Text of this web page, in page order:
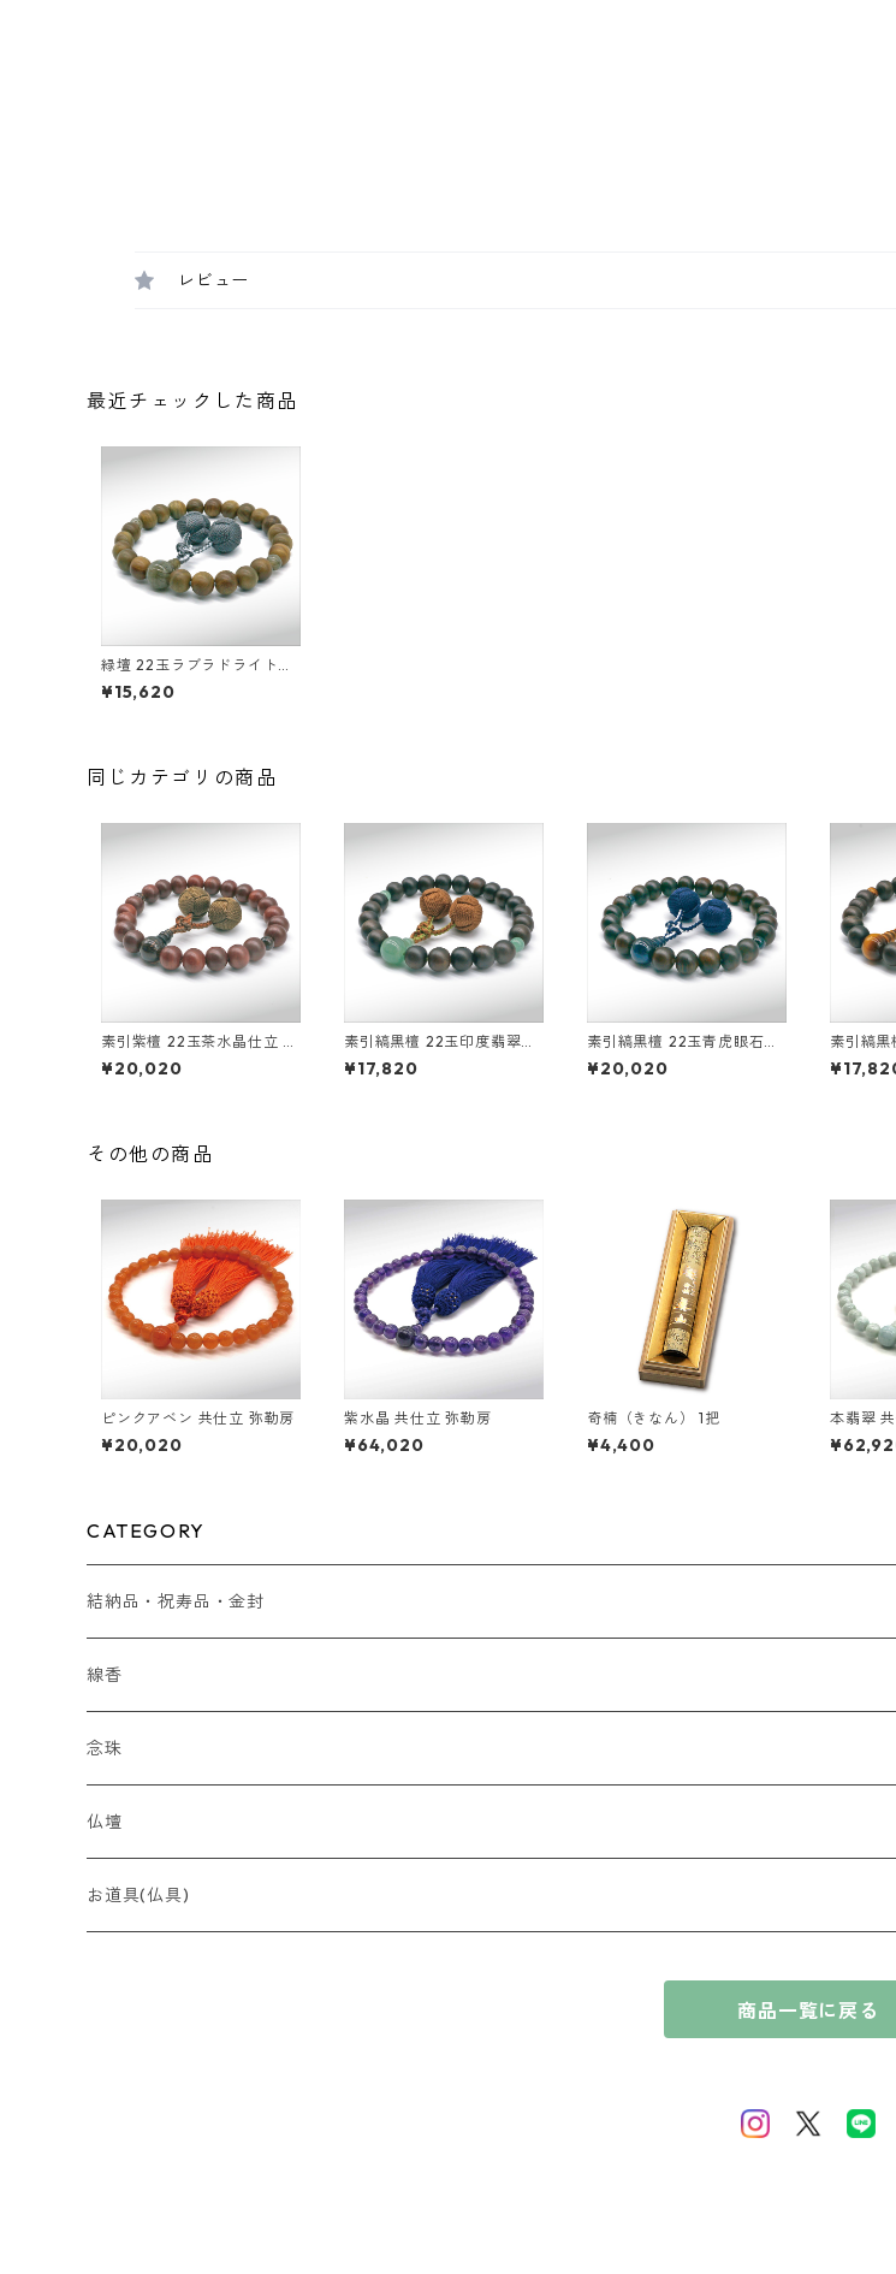
レビュー
最近チェックした商品
緑壇 22玉ラブラドライト仕
立 釈迦凡天
¥15,620
同じカテゴリの商品
素引紫檀 22玉茶水晶仕立 釈
迦凡天
¥20,020
素引縞黒檀 22玉印度翡翠仕
立 釈迦凡天
¥17,820
素引縞黒檀 22玉青虎眼石仕
立釈迦凡天
¥20,020
素引縞黒
釈迦凡天
その他の商品
ピンクアベン 共仕立 弥勒房
¥20,020
紫水晶 共仕立 弥勒房
¥64,020
奇楠（きなん） 1把
¥4,400
本翡翠
CATEGORY
結納品・祝寿品・金封
結納品
線香
贈り物
贈答用 ~5,000円
贈答用 ~7,000円
最高峰 時代（とき）の香
香木
念珠
全宗派対応（略式）女性向け
全宗派対応（略式）男性向け
仏壇
コンパクト
お道具(仏具)
商品一覧に戻る